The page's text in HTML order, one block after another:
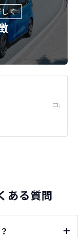
ば一目
りいた
要！
定額料
えるカ
合
く
ある質問